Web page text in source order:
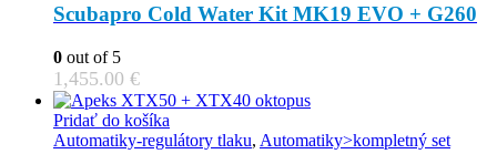
Scubapro Cold Water Kit MK19 EVO + G260
0 out of 5
1,455.00 €
Pridať do košíka
Automatiky-regulátory tlaku, Automatiky>kompletný set